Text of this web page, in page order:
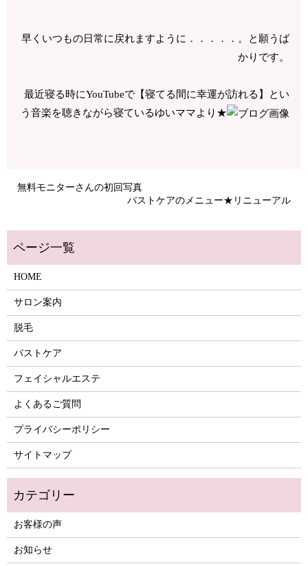
早くいつもの日常に戻れますように．．．．．。と願うば
かりです。
最近寝る時にYouTubeで【寝てる間に幸運が訪れる】とい
う音楽を聴きながら寝ているゆいママより★
無料モニターさんの初回写真
バストケアのメニュー★リニューアル
HOME
サロン案内
脱毛
バストケア
フェイシャルエステ
よくあるご質問
プライバシーポリシー
サイトマップ
お客様の声
お知らせ